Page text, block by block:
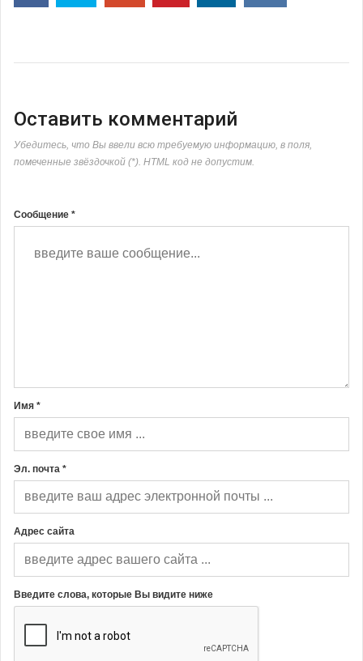
Оставить комментарий
Убедитесь, что Вы ввели всю требуемую информацию, в поля,
помеченные звёздочкой (*). HTML код не допустим.
Сообщение *
Имя *
Эл. почта *
Адрес сайта
Введите слова, которые Вы видите ниже